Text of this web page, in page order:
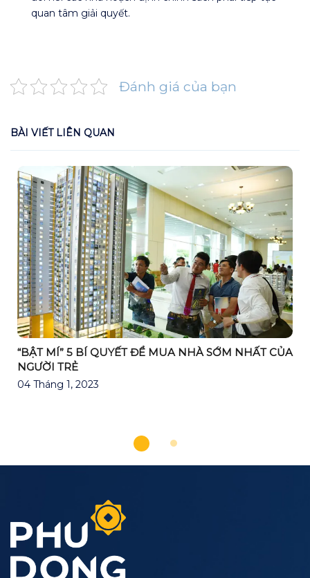
quan tâm giải quyết.
Đánh giá của bạn
BÀI VIẾT LIÊN QUAN
“BẬT MÍ” 5 BÍ QUYẾT ĐỂ MUA NHÀ SỚM NHẤT CỦA
NGƯỜI TRẺ
04 Tháng 1, 2023